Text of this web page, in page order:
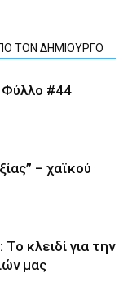
ΤΟΝ ΔΗΜΙΟΥΡΓΟ
Φύλλο #44
– χαϊκού
κλειδί για την
µας